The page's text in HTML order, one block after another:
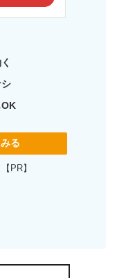
OK
る
PR】